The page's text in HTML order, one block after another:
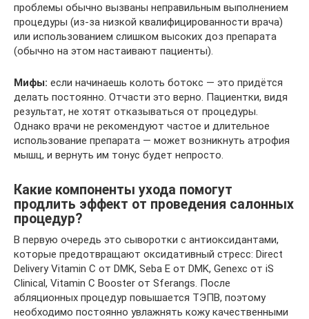
проблемы обычно вызваны неправильным выполнением
процедуры (из-за низкой квалифицированности врача)
или использованием слишком высоких доз препарата
(обычно на этом настаивают пациенты).
Мифы: если начинаешь колоть ботокс — это придётся
делать постоянно. Отчасти это верно. Пациентки, видя
результат, не хотят отказываться от процедуры.
Однако врачи не рекомендуют частое и длительное
использование препарата — может возникнуть атрофия
мышц, и вернуть им тонус будет непросто.
Какие компоненты ухода помогут
продлить эффект от проведения салонных
процедур?
В первую очередь это сыворотки с антиоксидантами,
которые предотвращают оксидативный стресс: Direct
Delivery Vitamin C от DMK, Seba E от DMK, Genexc от iS
Clinical, Vitamin C Booster от Sferangs. После
абляционных процедур повышается ТЭПВ, поэтому
необходимо постоянно увлажнять кожу качественными